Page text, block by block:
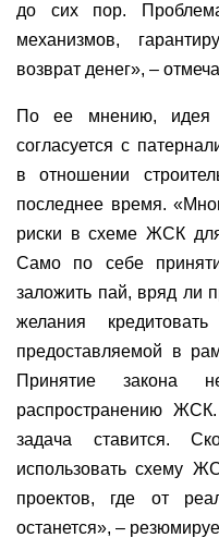
до сих пор.
механизмов,
возврат денег», –
По ее мнению, идея
согласуется с
в отношении
последнее время.
риски в схеме ЖСК
Само по себе
заложить пай, вряд ли
желания
предоставляемой в
Принятие закона
распространению
задача ставится.
использовать схему
проектов, где от
останется», –